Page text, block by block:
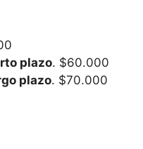
plazo. $60.000
plazo. $70.000